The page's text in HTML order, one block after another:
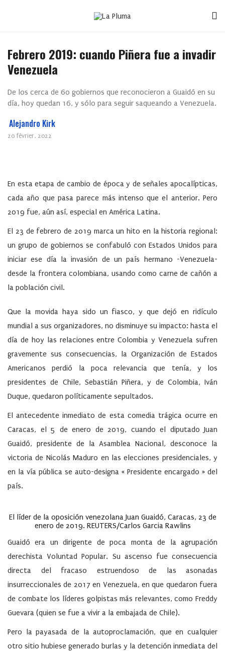
Febrero 2019: cuando Piñera fue a invadir
Venezuela
De los cerca de 60 gobiernos que reconocieron a Guaidó en su
día, hoy quedan 16, y sólo para seguir saqueando a Venezuela.
Alejandro Kirk
20 février, 2022
En esta etapa de cambio de época y de señales apocalípticas,
cada año que pasa parece más intenso que el anterior. Pero
2019 fue, aún así, especial en América Latina.
El 23 de febrero de 2019 marca un hito en la historia regional:
un grupo de gobiernos se confabuló con Estados Unidos para
iniciar ese día la invasión de un país hermano -Venezuela-
desde la frontera colombiana, usando como carne de cañón a
la población civil.
Que la movida haya sido un fiasco, y que dejó en ridículo
mundial a sus organizadores, no disminuye su impacto: hasta el
día de hoy las relaciones entre Colombia y Venezuela sufren
gravemente sus consecuencias, la Organización de Estados
Americanos perdió la poca relevancia que tenía, y los
presidentes de Chile, Sebastián Piñera, y de Colombia, Iván
Duque, quedaron políticamente sepultados.
El antecedente inmediato de esta comedia trágica ocurre en
Caracas, el 5 de enero de 2019, cuando el diputado Juan
Guaidó, presidente de la Asamblea Nacional, desconoce la
victoria de Nicolás Maduro en las elecciones presidenciales, y
en la vía pública se auto-designa « Presidente encargado » del
país.
El líder de la oposición venezolana Juan Guaidó, Caracas, 23 de
enero de 2019. REUTERS/Carlos Garcia Rawlins
Guaidó era un dirigente de poca monta de la agrupación
derechista Voluntad Popular. Su ascenso fue consecuencia
directa del fracaso estruendoso de las asonadas
insurreccionales de 2017 en Venezuela, en que quedaron fuera
de combate los líderes golpistas más relevantes, como Freddy
Guevara (quien se fue a vivir a la embajada de Chile).
Pero la payasada de la autoproclamación, que en cualquier
otro sitio hubiese generado burlas y la detención inmediata del